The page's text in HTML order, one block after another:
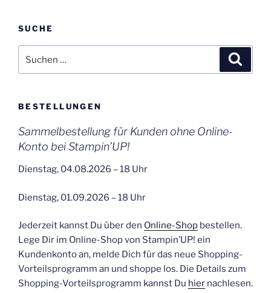
SUCHE
nach:
BESTELLUNGEN
Sammelbestellung für Kunden ohne Online-
Konto bei Stampin’UP!
Dienstag, 04.08.2026 – 18 Uhr
Dienstag, 01.09.2026 – 18 Uhr
Jederzeit kannst Du über den Online-Shop bestellen.
Lege Dir im Online-Shop von Stampin’UP! ein
Kundenkonto an, melde Dich für das neue Shopping-
Vorteilsprogramm an und shoppe los. Die Details zum
Shopping-Vorteilsprogramm kannst Du hier nachlesen.